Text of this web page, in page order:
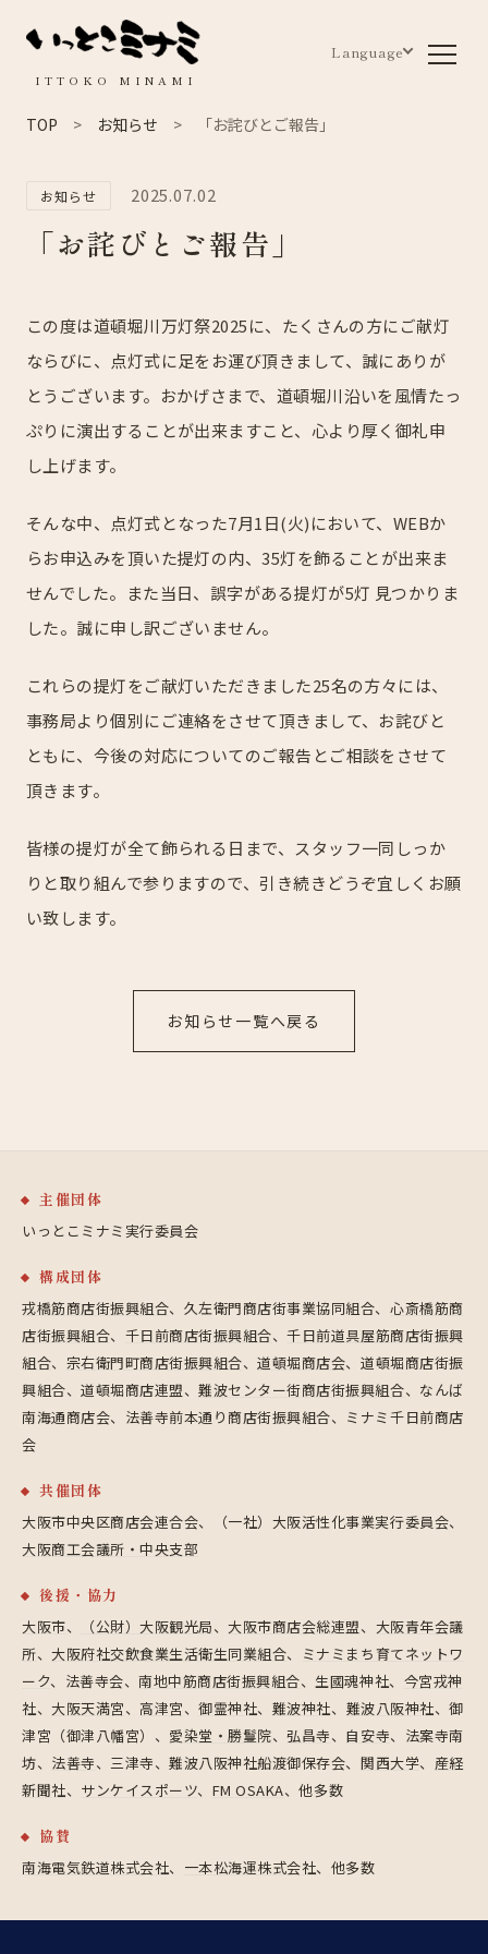
Language
ITTOKO MINAMI
TOP お知らせ 「お詫びとご報告」
お知らせ 2025.07.02
「お詫びとご報告」
この度は道頓堀川万灯祭2025に、たくさんの方にご献灯
ならびに、点灯式に足をお運び頂きまして、誠にありが
とうございます。おかげさまで、道頓堀川沿いを風情たっ
ぷりに演出することが出来ますこと、心より厚く御礼申
し上げます。
そんな中、点灯式となった7月1日(火)において、WEBか
らお申込みを頂いた提灯の内、35灯を飾ることが出来ま
せんでした。また当日、誤字がある提灯が5灯 見つかりま
した。誠に申し訳ございません。
これらの提灯をご献灯いただきました25名の方々には、
事務局より個別にご連絡をさせて頂きまして、お詫びと
ともに、今後の対応についてのご報告とご相談をさせて
頂きます。
皆様の提灯が全て飾られる日まで、スタッフ一同しっか
りと取り組んで参りますので、引き続きどうぞ宜しくお願
い致します。
お知らせ一覧へ戻る
主催団体
いっとこミナミ実行委員会
構成団体
戎橋筋商店街振興組合、久左衛門商店街事業協同組合、心斎橋筋商
店街振興組合、 千日前商店街振興組合、千日前道具屋筋商店街振興
組合、 宗右衛門町商店街振興組合、道頓堀商店会、道頓堀商店街振
興組合、道頓堀商店連盟、難波センター街商店街振興組合、なんば
南海通商店会、法善寺前本通り商店街振興組合、ミナミ千日前商店
会
共催団体
大阪市中央区商店会連合会、（一社）大阪活性化事業実行委員会、
大阪商工会議所・中央支部
後援・協力
大阪市、 （公財）大阪観光局、大阪市商店会総連盟、 大阪青年会議
所、大阪府社交飲食業生活衛生同業組合、
ミナミまち育てネットワ
ーク、法善寺会、南地中筋商店街振興組合、生國魂神社、 今宮戎神
社、大阪天満宮、 高津宮、御霊神社、 難波神社、 難波八阪神社、御
津宮（御津八幡宮）、 愛染堂・勝鬘院、弘昌寺、 自安寺、法案寺南
坊、 法善寺、三津寺、難波八阪神社船渡御保存会、 関西大学、 産経
新聞社、 サンケイスポーツ、 FM OSAKA、他多数
協賛
南海電気鉄道株式会社、 一本松海運株式会社、他多数